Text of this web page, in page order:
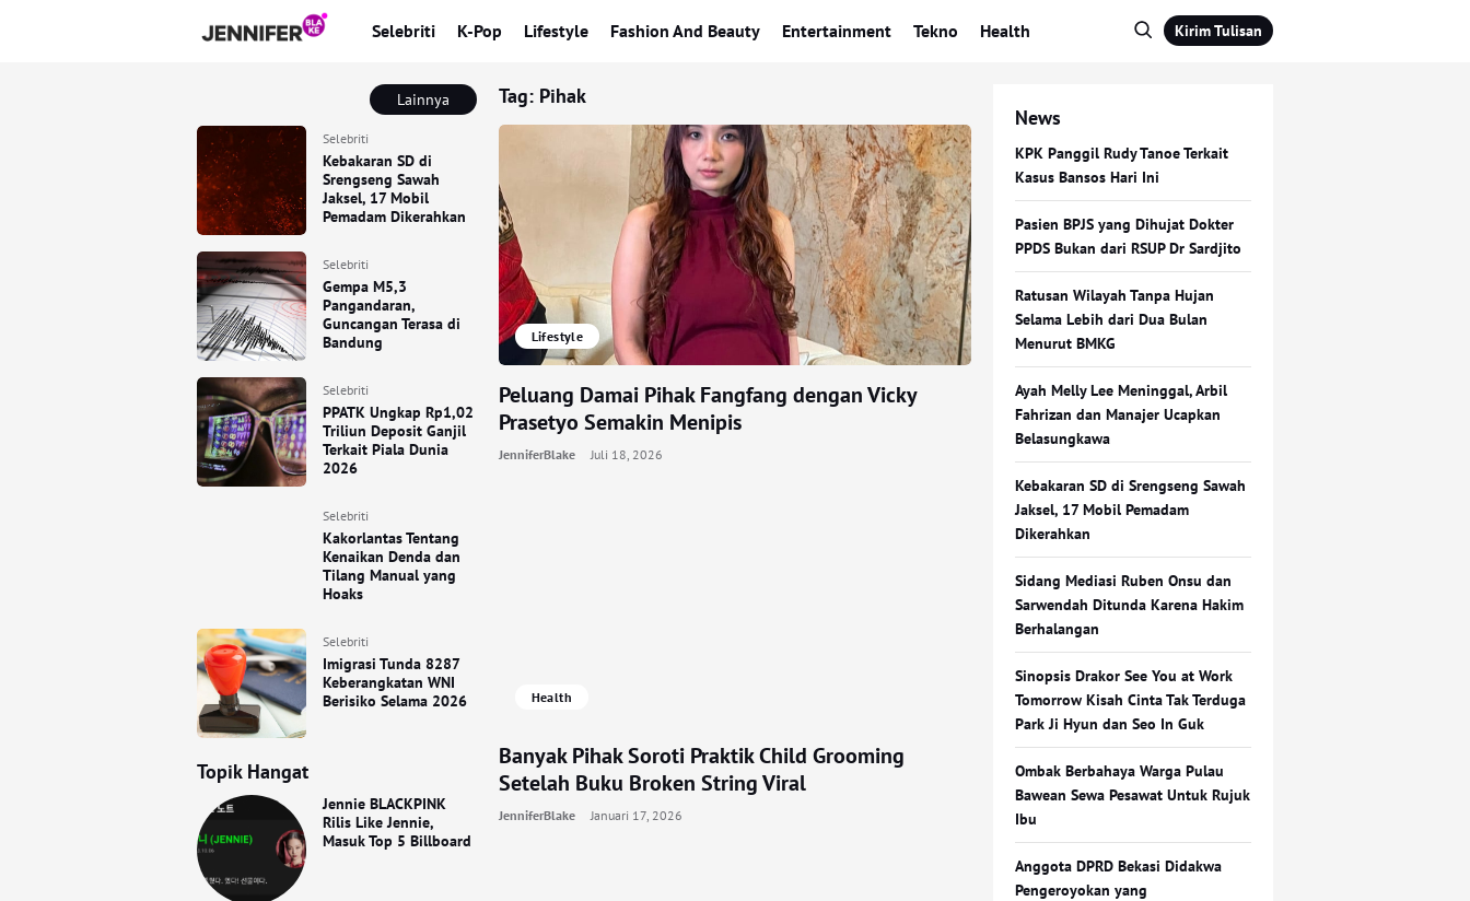
Selebriti K-Pop Lifestyle Fashion And Beauty Entertainment Tekno Health Kirim Tulisan
Lainnya
Selebriti
Kebakaran SD di
Srengseng Sawah
Jaksel, 17 Mobil
Pemadam Dikerahkan
Selebriti
Gempa M5,3
Pangandaran,
Guncangan Terasa di
Bandung
Selebriti
PPATK Ungkap Rp1,02
Triliun Deposit Ganjil
Terkait Piala Dunia
2026
Selebriti
Kakorlantas Tentang
Kenaikan Denda dan
Tilang Manual yang
Hoaks
Selebriti
Imigrasi Tunda 8287
Keberangkatan WNI
Berisiko Selama 2026
Topik Hangat
Jennie BLACKPINK
Rilis Like Jennie,
Masuk Top 5 Billboard
Tag: Pihak
Lifestyle
Peluang Damai Pihak Fangfang dengan Vicky
Prasetyo Semakin Menipis
JenniferBlake Juli 18, 2026
Health
Banyak Pihak Soroti Praktik Child Grooming
Setelah Buku Broken String Viral
JenniferBlake Januari 17, 2026
News
KPK Panggil Rudy Tanoe Terkait
Kasus Bansos Hari Ini
Pasien BPJS yang Dihujat Dokter
PPDS Bukan dari RSUP Dr Sardjito
Ratusan Wilayah Tanpa Hujan
Selama Lebih dari Dua Bulan
Menurut BMKG
Ayah Melly Lee Meninggal, Arbil
Fahrizan dan Manajer Ucapkan
Belasungkawa
Kebakaran SD di Srengseng Sawah
Jaksel, 17 Mobil Pemadam
Dikerahkan
Sidang Mediasi Ruben Onsu dan
Sarwendah Ditunda Karena Hakim
Berhalangan
Sinopsis Drakor See You at Work
Tomorrow Kisah Cinta Tak Terduga
Park Ji Hyun dan Seo In Guk
Ombak Berbahaya Warga Pulau
Bawean Sewa Pesawat Untuk Rujuk
Ibu
Anggota DPRD Bekasi Didakwa
Pengeroyokan yang